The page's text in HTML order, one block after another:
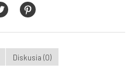
Diskusia (0)